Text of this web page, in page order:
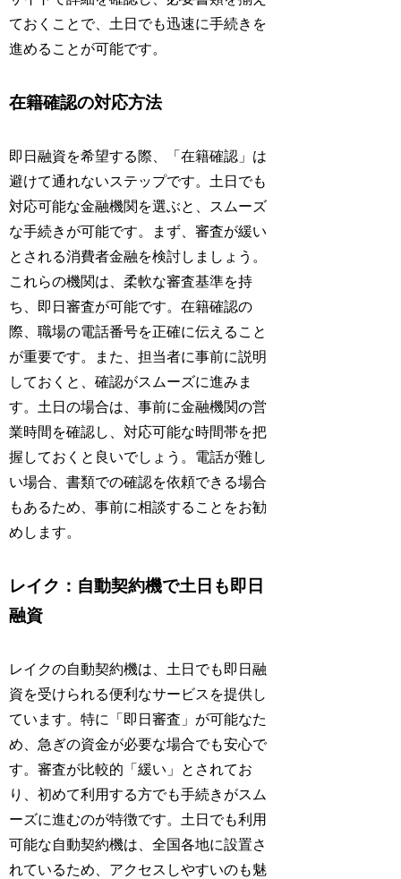
ておくことで、土日でも迅速に手続きを
進めることが可能です。
在籍確認の対応方法
即日融資を希望する際、「在籍確認」は
避けて通れないステップです。土日でも
対応可能な金融機関を選ぶと、スムーズ
な手続きが可能です。まず、審査が緩い
とされる消費者金融を検討しましょう。
これらの機関は、柔軟な審査基準を持
ち、即日審査が可能です。在籍確認の
際、職場の電話番号を正確に伝えること
が重要です。また、担当者に事前に説明
しておくと、確認がスムーズに進みま
す。土日の場合は、事前に金融機関の営
業時間を確認し、対応可能な時間帯を把
握しておくと良いでしょう。電話が難し
い場合、書類での確認を依頼できる場合
もあるため、事前に相談することをお勧
めします。
レイク：自動契約機で土日も即日
融資
レイクの自動契約機は、土日でも即日融
資を受けられる便利なサービスを提供し
ています。特に「即日審査」が可能なた
め、急ぎの資金が必要な場合でも安心で
す。審査が比較的「緩い」とされてお
り、初めて利用する方でも手続きがスム
ーズに進むのが特徴です。土日でも利用
可能な自動契約機は、全国各地に設置さ
れているため、アクセスしやすいのも魅